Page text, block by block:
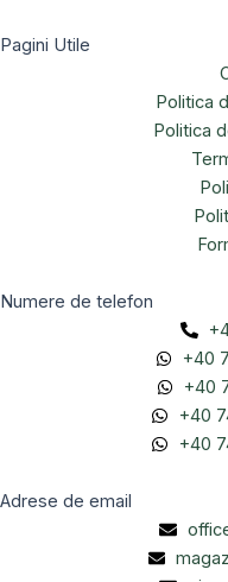
Pagini Utile
Politica
Politica
Numere de telefon
+40
+40
+40
+40
Adrese de email